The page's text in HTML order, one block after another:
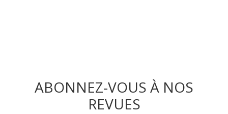
ABONNEZ-VOUS À NOS
REVUES